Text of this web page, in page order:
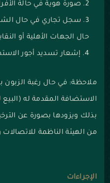
صورة هوية في حالة
سجل تجاري في حال
حال الجهات الأهلية أو
إشعار تسديد أجور
ملاحظة: في حال رغبة الزبون
الاستضافة المقدمة له (البيع
بذلك ويزودها بصورة عن
من الهيئة الناظمة للاتصالات
الإجراءات